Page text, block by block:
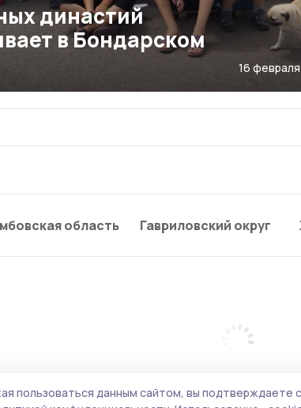
династий
в Бондарском
16
область Гавриловский округ
пользоваться данным сайтом, вы подтверждаете